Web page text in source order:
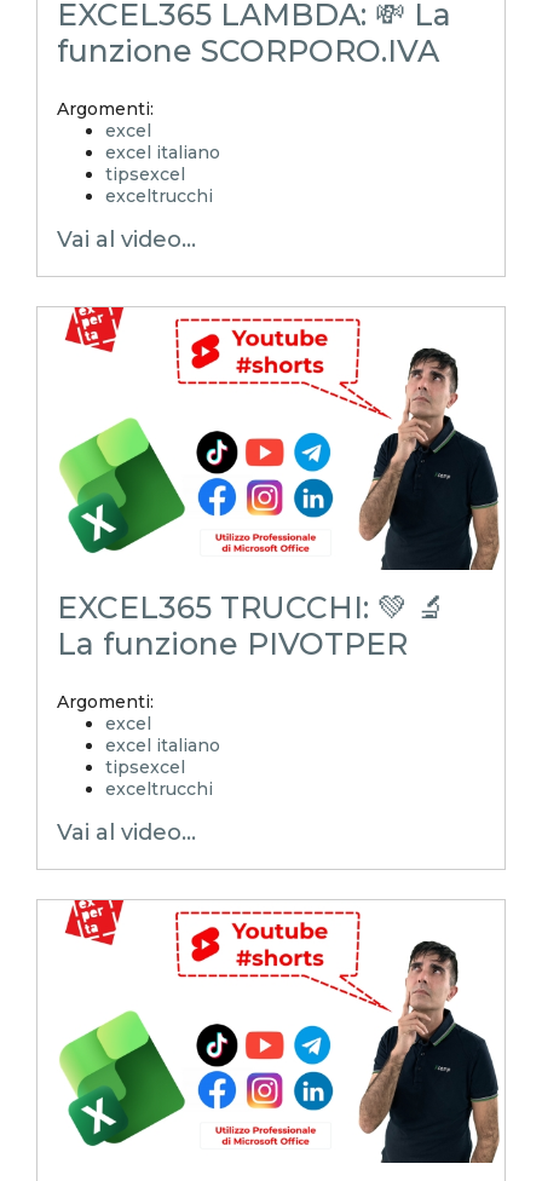
EXCEL365 LAMBDA: 💸 La
funzione SCORPORO.IVA
Argomenti:
excel
excel italiano
tipsexcel
exceltrucchi
Xcamp
superexcel
exceltips
microsoft excel
excel_learning
excel_master
youtubeshorts
Vai al video...
EXCEL365 TRUCCHI: 💚 🔬
La funzione PIVOTPER
Argomenti:
excel
excel italiano
tipsexcel
exceltrucchi
Xcamp
superexcel
exceltips
microsoft excel
excel_learning
excel_master
youtubeshorts
Vai al video...